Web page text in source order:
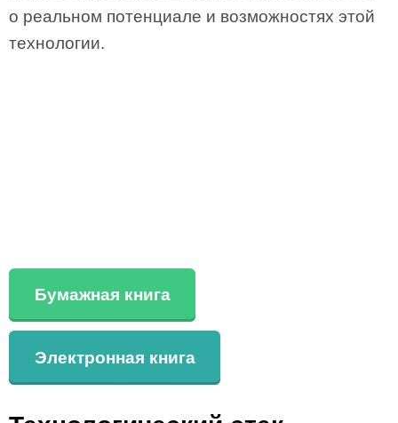
о реальном потенциале и возможностях этой
технологии.
Бумажная книга
Электронная книга